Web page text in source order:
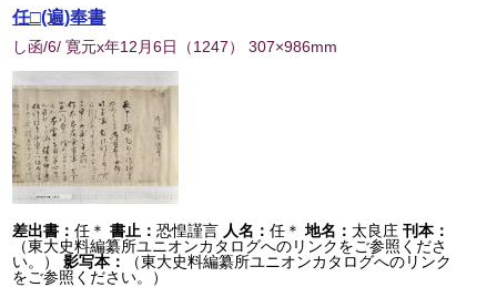
任□(遍)奉書
し函/6/ 寛元x年12月6日 （1247） 307×986mm
差出書：任＊ 書止：恐惶謹言 人名：任＊ 地名： 太良庄 刊本：
（東大史料編纂所ユニオンカタログへのリンクをご参照くださ
い。）
影写本：
（東大史料編纂所ユニオンカタログへのリンク
をご参照ください。）